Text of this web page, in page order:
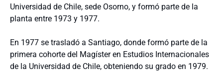
Universidad de Chile, sede Osorno, y formó parte de la
planta entre 1973 y 1977.
En 1977 se trasladó a Santiago, donde formó parte de la
primera cohorte del Magíster en Estudios Internacionales
de la Universidad de Chile, obteniendo su grado en 1979.